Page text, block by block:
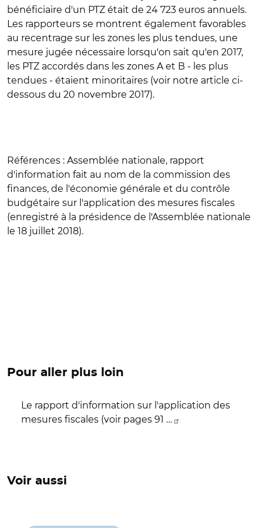
bénéficiaire d'un PTZ était de 24 723 euros annuels.
Les rapporteurs se montrent également favorables
au recentrage sur les zones les plus tendues, une
mesure jugée nécessaire lorsqu'on sait qu'en 2017,
les PTZ accordés dans les zones A et B - les plus
tendues - étaient minoritaires (voir notre article ci-
dessous du 20 novembre 2017).
Références : Assemblée nationale, rapport
d'information fait au nom de la commission des
finances, de l'économie générale et du contrôle
budgétaire sur l'application des mesures fiscales
(enregistré à la présidence de l'Assemblée nationale
le 18 juillet 2018).
Pour aller plus loin
Le rapport d'information sur l'application des
mesures fiscales (voir pages 91 …
Voir aussi